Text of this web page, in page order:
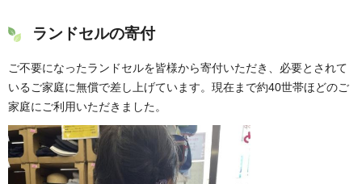
ランドセルの寄付
ご不要になったランドセルを皆様から寄付いただき、必要とされて
いるご家庭に無償で差し上げています。現在まで約40世帯ほどのご
家庭にご利用いただきました。